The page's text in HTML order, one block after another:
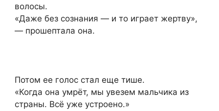
волосы.
«Даже без сознания — и то играет жертву»,
— прошептала она.
Потом ее голос стал еще тише.
«Когда она умрёт, мы увезем мальчика из
страны. Всё уже устроено.»